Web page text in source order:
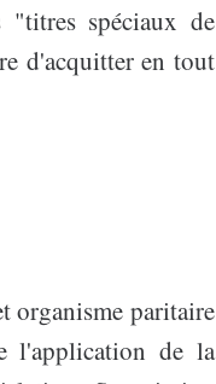
"titres spéciaux de
d'acquitter en tout
organisme paritaire
l'application de la